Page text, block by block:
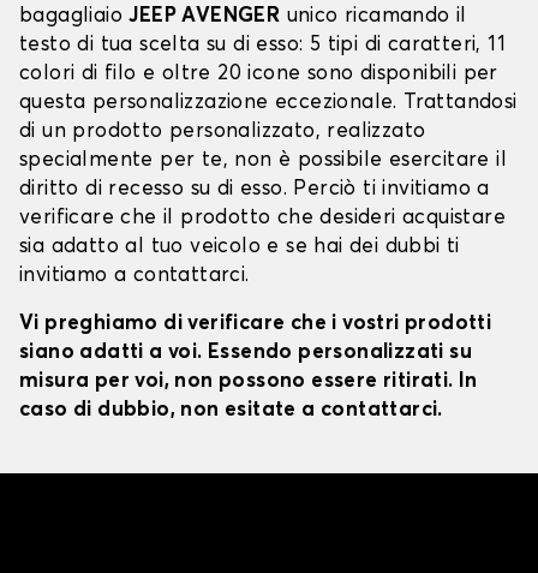
bagagliaioJEEP AVENGER unico ricamando il
testo di tua scelta su di esso: 5 tipi di caratteri, 11
colori di filo e oltre 20 icone sono disponibili per
questa personalizzazione eccezionale. Trattandosi
di un prodotto personalizzato, realizzato
specialmente per te, non è possibile esercitare il
diritto di recesso su di esso. Perciò ti invitiamo a
verificare che il prodotto che desideri acquistare
sia adatto al tuo veicolo e se hai dei dubbi ti
invitiamo a contattarci.
Vi preghiamo di verificare che i vostri prodotti
siano adatti a voi. Essendo personalizzati su
misura per voi, non possono essere ritirati. In
caso di dubbio, non esitate a contattarci.